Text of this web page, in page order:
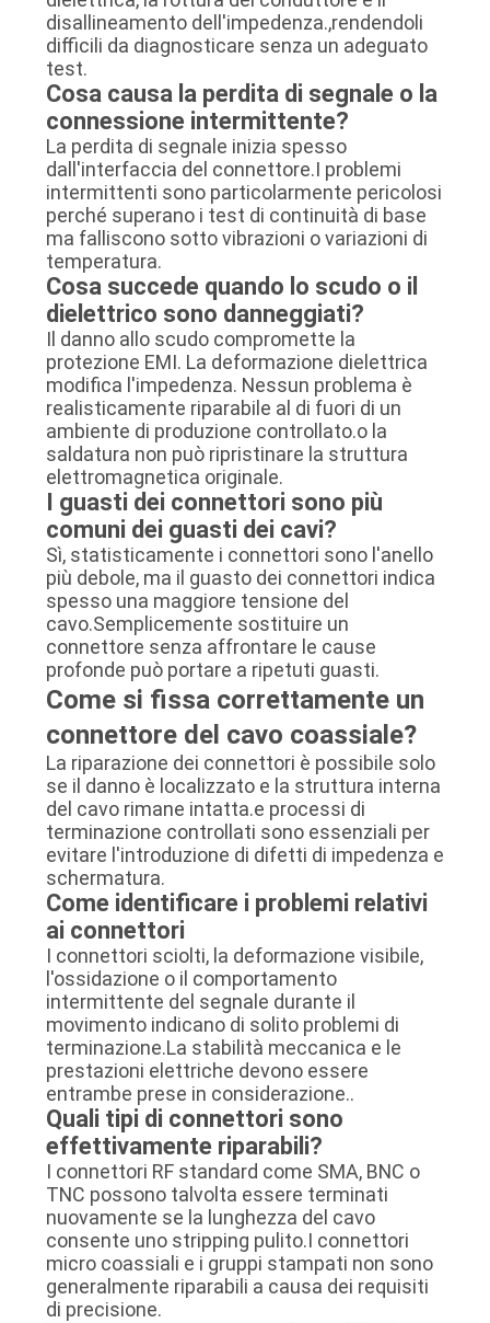
disallineamento dell'impedenza.,rendendoli
difficili da diagnosticare senza un adeguato
test.
Cosa causa la perdita di segnale o la
connessione intermittente?
La perdita di segnale inizia spesso
dall'interfaccia del connettore.I problemi
intermittenti sono particolarmente pericolosi
perché superano i test di continuità di base
ma falliscono sotto vibrazioni o variazioni di
temperatura.
Cosa succede quando lo scudo o il
dielettrico sono danneggiati?
Il danno allo scudo compromette la
protezione EMI. La deformazione dielettrica
modifica l'impedenza. Nessun problema è
realisticamente riparabile al di fuori di un
ambiente di produzione controllato.o la
saldatura non può ripristinare la struttura
elettromagnetica originale.
I guasti dei connettori sono più
comuni dei guasti dei cavi?
Sì, statisticamente i connettori sono l'anello
più debole, ma il guasto dei connettori indica
spesso una maggiore tensione del
cavo.Semplicemente sostituire un
connettore senza affrontare le cause
profonde può portare a ripetuti guasti.
Come si fissa correttamente un
connettore del cavo coassiale?
La riparazione dei connettori è possibile solo
se il danno è localizzato e la struttura interna
del cavo rimane intatta.e processi di
terminazione controllati sono essenziali per
evitare l'introduzione di difetti di impedenza e
schermatura.
Come identificare i problemi relativi
ai connettori
I connettori sciolti, la deformazione visibile,
l'ossidazione o il comportamento
intermittente del segnale durante il
movimento indicano di solito problemi di
terminazione.La stabilità meccanica e le
prestazioni elettriche devono essere
entrambe prese in considerazione..
Quali tipi di connettori sono
effettivamente riparabili?
I connettori RF standard come SMA, BNC o
TNC possono talvolta essere terminati
nuovamente se la lunghezza del cavo
consente uno stripping pulito.I connettori
micro coassiali e i gruppi stampati non sono
generalmente riparabili a causa dei requisiti
di precisione.